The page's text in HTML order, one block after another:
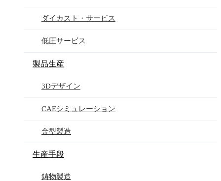
ダイカスト・サービス
低圧サービス
製品生産
3Dデザイン
CAEシミュレーション
金型製造
生産手段
鋳物製造